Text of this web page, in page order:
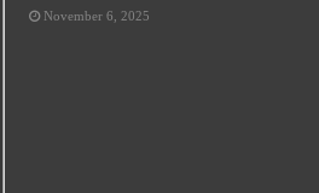
November 6, 2025